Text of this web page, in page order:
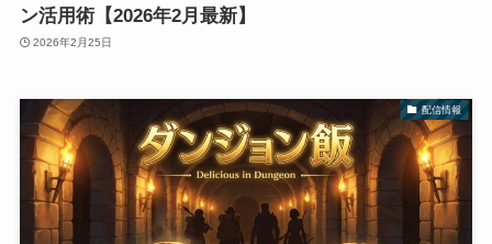
ン活用術【2026年2月最新】
2026年2月25日
配信情報